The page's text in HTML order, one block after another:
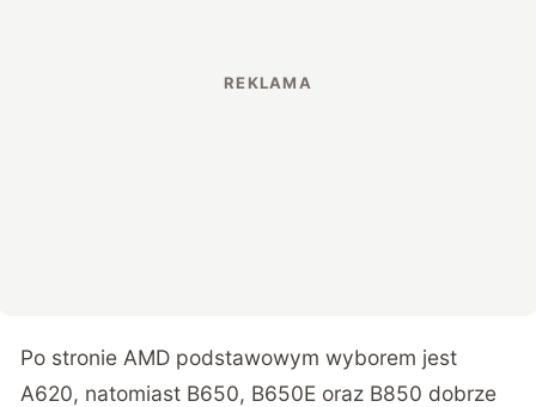
Po stronie AMD podstawowym wyborem jest
A620, natomiast B650, B650E oraz B850 dobrze